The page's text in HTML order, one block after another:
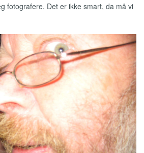
fotografere. Det er ikke smart, da må vi